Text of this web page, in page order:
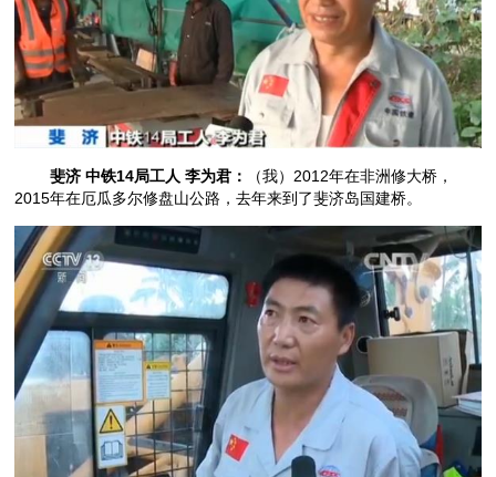
斐济 中铁14局工人 李为君：
（我）2012年在非洲修大桥，
2015年在厄瓜多尔修盘山公路，去年来到了斐济岛国建桥。